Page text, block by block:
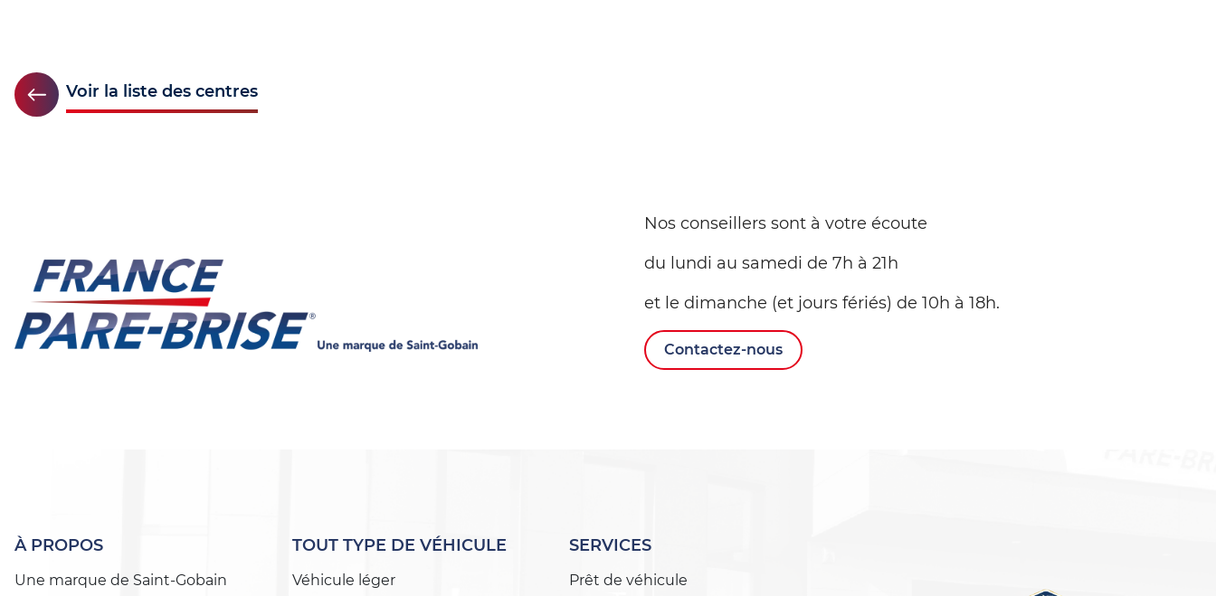
Voir la liste des centres
Nos conseillers sont à votre écoute
du lundi au samedi de 7h à 21h
et le dimanche (et jours fériés) de 10h à 18h.
Contactez-nous
À PROPOS
Une marque de Saint-Gobain
TOUT TYPE DE VÉHICULE
Véhicule léger
SERVICES
Prêt de véhicule